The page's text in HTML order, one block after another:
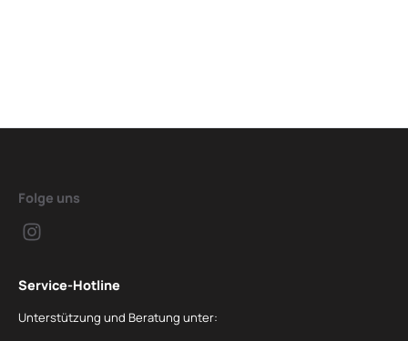
Folge uns
Service-Hotline
Unterstützung und Beratung unter: